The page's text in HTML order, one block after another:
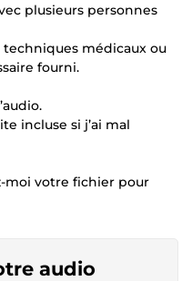
plusieurs personnes
techniques médicaux ou
fourni.
incluse si j’ai mal
moi votre fichier pour
audio